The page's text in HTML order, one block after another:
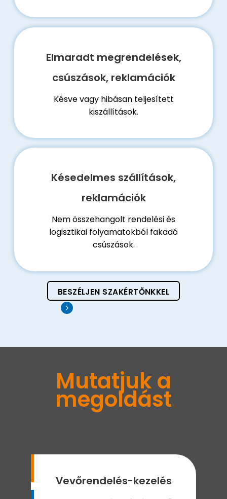
Elmaradt megrendelések,
csúszások, reklamációk
Késve vagy hibásan teljesített
kiszállítások.
Késedelmes szállítások,
reklamációk
Nem összehangolt rendelési és
logisztikai folyamatokból fakadó
csúszások.
BESZÉLJEN SZAKÉRTŐNKKEL
Mutatjuk a
megoldást
Vevőrendelés-kezelés